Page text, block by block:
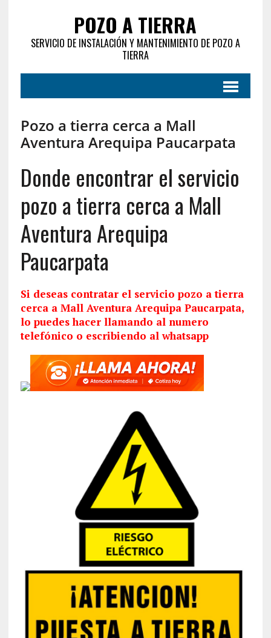
POZO A TIERRA
SERVICIO DE INSTALACIÓN Y MANTENIMIENTO DE POZO A
TIERRA
Pozo a tierra cerca a Mall
Aventura Arequipa Paucarpata
Donde encontrar el servicio
pozo a tierra cerca a Mall
Aventura Arequipa
Paucarpata
Si deseas contratar el servicio pozo a tierra
cerca a Mall Aventura Arequipa Paucarpata,
lo puedes hacer llamando al numero
telefónico o escribiendo al whatsapp